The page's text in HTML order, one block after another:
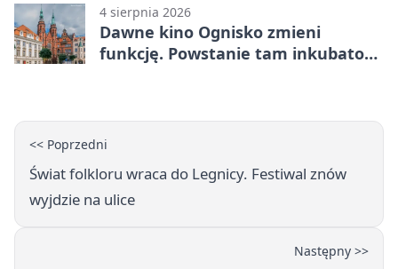
4 sierpnia 2026
Dawne kino Ognisko zmieni
funkcję. Powstanie tam inkubator
<< Poprzedni
Świat folkloru wraca do Legnicy. Festiwal znów
wyjdzie na ulice
Następny >>